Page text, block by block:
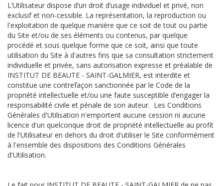
L’Utilisateur dispose d’un droit d’usage individuel et privé, non
exclusif et non-cessible. La représentation, la reproduction ou
l'exploitation de quelque manière que ce soit de tout ou partie
du Site et/ou de ses éléments ou contenus, par quelque
procédé et sous quelque forme que ce soit, ainsi que toute
utilisation du Site à d'autres fins que sa consultation strictement
individuelle et privée, sans autorisation expresse et préalable de
INSTITUT DE BEAUTE - SAINT-GALMIER, est interdite et
constitue une contrefaçon sanctionnée par le Code de la
propriété intellectuelle et/ou une faute susceptible d’engager la
responsabilité civile et pénale de son auteur. Les Conditions
Générales d'Utilisation n'emportent aucune cession ni aucune
licence d'un quelconque droit de propriété intellectuelle au profit
de l'Utilisateur en dehors du droit d'utiliser le Site conformément
à l'ensemble des dispositions des Conditions Générales
d'Utilisation.